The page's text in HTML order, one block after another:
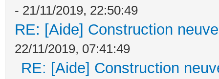
- 21/11/2019, 22:50:49
RE: [Aide] Construction
22/11/2019, 07:41:49
RE: [Aide] Construction